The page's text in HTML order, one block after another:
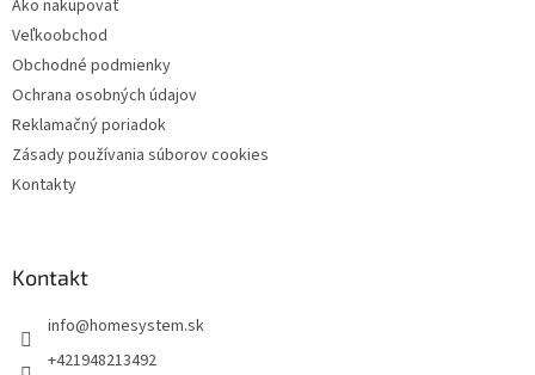
Ako nakupovať
Veľkoobchod
Obchodné podmienky
Ochrana osobných údajov
Reklamačný poriadok
Zásady používania súborov cookies
Kontakty
Kontakt
info@homesystem.sk
+421948213492